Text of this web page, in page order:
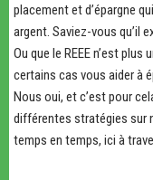
placement et d’épargne
argent. Saviez-vous qu’il
Ou que le REEE n’est
certains cas vous aider à
Nous oui, et c’est pour
différentes stratégies sur
temps en temps, ici à